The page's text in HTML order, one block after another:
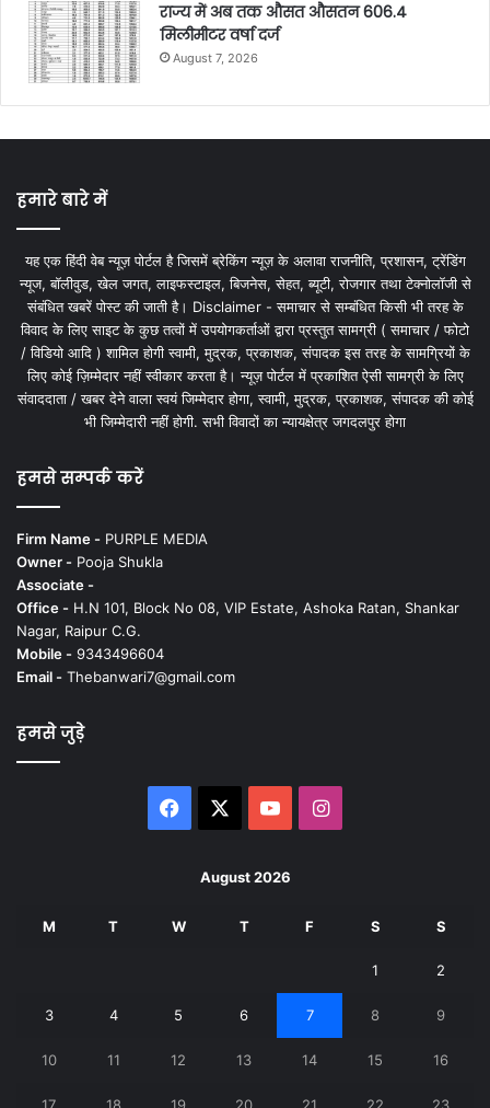
राज्य में अब तक औसत औसतन 606.4
मिलीमीटर वर्षा दर्ज
August 7, 2026
हमारे बारे में
यह एक हिंदी वेब न्यूज़ पोर्टल है जिसमें ब्रेकिंग न्यूज़ के अलावा राजनीति, प्रशासन, ट्रेंडिंग
न्यूज, बॉलीवुड, खेल जगत, लाइफस्टाइल, बिजनेस, सेहत, ब्यूटी, रोजगार तथा टेक्नोलॉजी से
संबंधित खबरें पोस्ट की जाती है। Disclaimer - समाचार से सम्बंधित किसी भी तरह के
विवाद के लिए साइट के कुछ तत्वों में उपयोगकर्ताओं द्वारा प्रस्तुत सामग्री ( समाचार / फोटो
/ विडियो आदि ) शामिल होगी स्वामी, मुद्रक, प्रकाशक, संपादक इस तरह के सामग्रियों के
लिए कोई ज़िम्मेदार नहीं स्वीकार करता है। न्यूज़ पोर्टल में प्रकाशित ऐसी सामग्री के लिए
संवाददाता / खबर देने वाला स्वयं जिम्मेदार होगा, स्वामी, मुद्रक, प्रकाशक, संपादक की कोई
भी जिम्मेदारी नहीं होगी. सभी विवादों का न्यायक्षेत्र जगदलपुर होगा
हमसे सम्पर्क करें
Firm Name - PURPLE MEDIA
Owner - Pooja Shukla
Associate -
Office - H.N 101, Block No 08, VIP Estate, Ashoka Ratan, Shankar
Nagar, Raipur C.G.
Mobile - 9343496604
Email - Thebanwari7@gmail.com
हमसे जुड़े
Facebook YouTubeInstagram
August 2026
M T W T F S S
1 2
3 4 5 6 7 8 9
10 11 12 13 14 15 16